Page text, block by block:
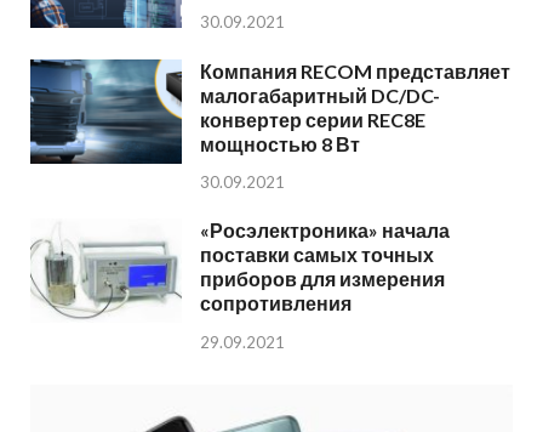
30.09.2021
Компания RECOM представляет
малогабаритный DC/DC-
конвертер серии REC8E
мощностью 8 Вт
30.09.2021
«Росэлектроника» начала
поставки самых точных
приборов для измерения
сопротивления
29.09.2021